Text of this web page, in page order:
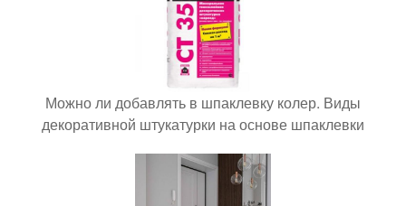
Можно ли добавлять в шпаклевку колер. Виды
декоративной штукатурки на основе шпаклевки